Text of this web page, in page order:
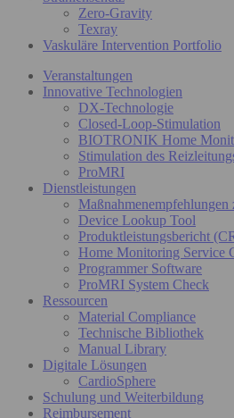
Zero-Gravity
Texray
Vaskuläre Intervention Portfolio
Veranstaltungen
Innovative Technologien
DX-Technologie
Closed-Loop-Stimulation
BIOTRONIK Home
Stimulation des
ProMRI
Dienstleistungen
Device Lookup Tool
Produktleistungsbericht
Home Monitoring Service
Programmer Software
ProMRI System Check
Ressourcen
Material Compliance
Technische Bibliothek
Manual Library
Digitale Lösungen
CardioSphere
Schulung und Weiterbildung
Reimbursement